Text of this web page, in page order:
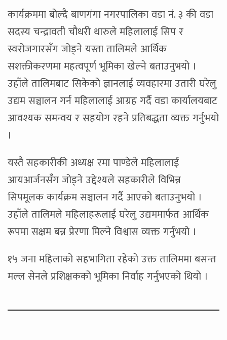
कार्यक्रममा बोल्दै बाणगंगा नगरपालिका वडा नं. ३ की वडा
सदस्य चन्द्रावती चौधरी थारुले महिलालाई सिप र
स्वरोजगारसँग जोड्ने यस्ता तालिमले आर्थिक
सशक्तीकरणमा महत्वपूर्ण भूमिका खेल्ने बताउनुभयो ।
उहाँले तालिमबाट सिकेको ज्ञानलाई व्यवहारमा उतारी घरेलु
उद्यम सञ्चालन गर्न महिलालाई आग्रह गर्दै वडा कार्यालयबाट
आवश्यक समन्वय र सहयोग रहने प्रतिबद्धता व्यक्त गर्नुभयो
।
यस्तै सहकारीकी अध्यक्ष रमा पाण्डेले महिलालाई
आयआर्जनसँग जोड्ने उद्देश्यले सहकारीले विभिन्न
सिपमूलक कार्यक्रम सञ्चालन गर्दै आएको बताउनुभयो ।
उहाँले तालिमले महिलाहरूलाई घरेलु उद्यममार्फत आर्थिक
रूपमा सक्षम बन्न प्रेरणा मिल्ने विश्वास व्यक्त गर्नुभयो ।
१५ जना महिलाको सहभागिता रहेको उक्त तालिममा बसन्त
मल्ल सेनले प्रशिक्षकको भूमिका निर्वाह गर्नुभएको थियो ।